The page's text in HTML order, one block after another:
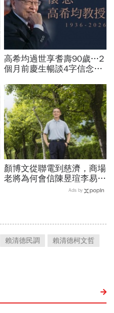
高希均過世享耆壽90歲…2
個月前慶生暢談4字信念，
福、一切靠自己爭氣
顏博文從聯電到慈濟，商場
老將為何會信陳昱瑄李易
儒、豪給10億？慈濟發
Ads by
賴清德民調
賴清德柯文哲